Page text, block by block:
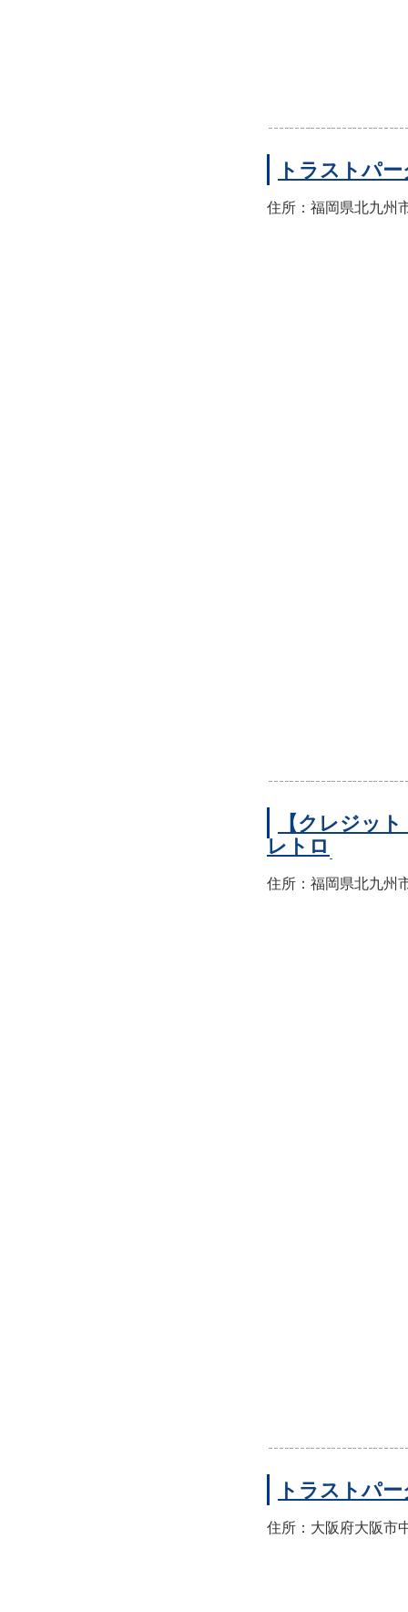
トラストパ
住所：福岡県北九州
【クレジッ
レトロ
住所：福岡県北九州
トラストパ
住所：大阪府大阪市